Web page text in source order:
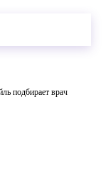
подбирает врач